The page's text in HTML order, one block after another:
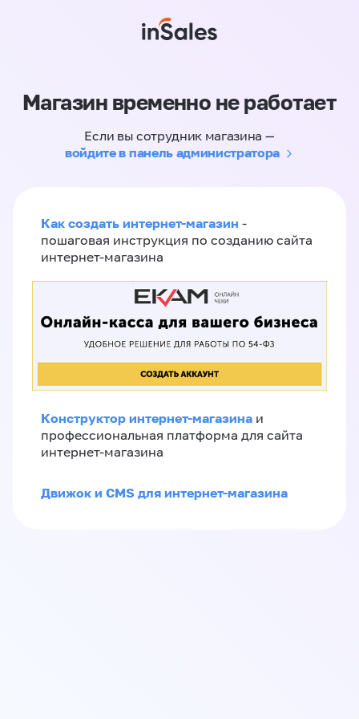
Магазин временно не работает
Если вы сотрудник магазина —
войдите в панель администратора
Как создать интернет-магазин -
пошаговая инструкция по созданию сайта
интернет-магазина
Конструктор интернет-магазина и
профессиональная платформа для сайта
интернет-магазина
Движок и CMS для интернет-магазина